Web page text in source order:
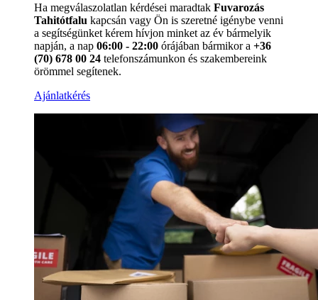
Ha megválaszolatlan kérdései maradtak Fuvarozás
Tahitótfalu kapcsán vagy Ön is szeretné igénybe venni
a segítségünket kérem hívjon minket az év bármelyik
napján, a nap 06:00 - 22:00 órájában bármikor a +36
(70) 678 00 24 telefonszámunkon és szakembereink
örömmel segítenek.
Ajánlatkérés